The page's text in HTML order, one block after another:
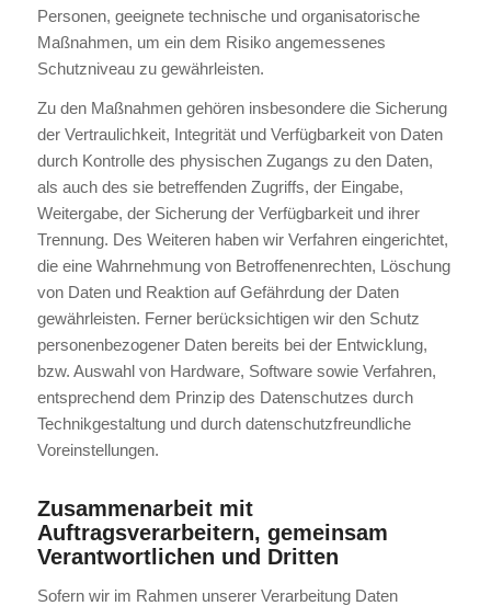
Personen, geeignete technische und organisatorische
Maßnahmen, um ein dem Risiko angemessenes
Schutzniveau zu gewährleisten.
Zu den Maßnahmen gehören insbesondere die Sicherung
der Vertraulichkeit, Integrität und Verfügbarkeit von Daten
durch Kontrolle des physischen Zugangs zu den Daten,
als auch des sie betreffenden Zugriffs, der Eingabe,
Weitergabe, der Sicherung der Verfügbarkeit und ihrer
Trennung. Des Weiteren haben wir Verfahren eingerichtet,
die eine Wahrnehmung von Betroffenenrechten, Löschung
von Daten und Reaktion auf Gefährdung der Daten
gewährleisten. Ferner berücksichtigen wir den Schutz
personenbezogener Daten bereits bei der Entwicklung,
bzw. Auswahl von Hardware, Software sowie Verfahren,
entsprechend dem Prinzip des Datenschutzes durch
Technikgestaltung und durch datenschutzfreundliche
Voreinstellungen.
Zusammenarbeit mit
Auftragsverarbeitern, gemeinsam
Verantwortlichen und Dritten
Sofern wir im Rahmen unserer Verarbeitung Daten